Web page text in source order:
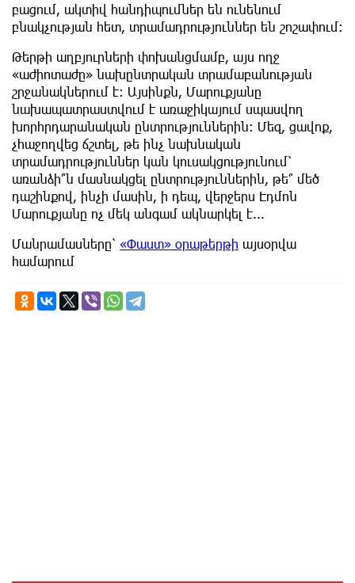
բացում, ակտիվ հանդիպումներ են ունենում
բնակչության հետ, տրամադրություններ են շոշափում:
Թերթի աղբյուրների փոխանցմամբ, այս ողջ
«աժիոտաժը» նախընտրական տրամաբանության
շրջանակներում է: Այսինքն, Մարուքյանը
նախապատրաստվում է առաջիկայում սպասվող
խորհրդարանական ընտրություններին: Մեզ, ցավոք,
չհաջողվեց ճշտել, թե ինչ նախնական
տրամադրություններ կան կուսակցությունում՝
առանձի՞ն մասնակցել ընտրություններին, թե՞ մեծ
դաշինքով, ինչի մասին, ի դեպ, վերջերս Էդմոն
Մարուքյանը ոչ մեկ անգամ ակնարկել է...
Մանրամասները՝ «Փաստ» օրաթերթի այսօրվա
համարում